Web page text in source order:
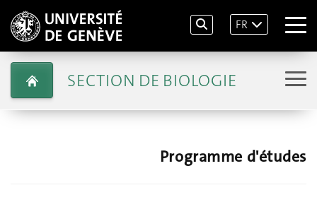
FR
SECTION DE BIOLOGIE
Programme d'études